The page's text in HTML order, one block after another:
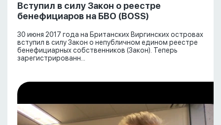
Вступил в силу Закон о реестре
бенефициаров на БВО (BOSS)
30 июня 2017 года на Британских Виргинских островах
вступил в силу Закон о непубличном едином реестре
бенефициарных собственников (Закон). Теперь
зарегистрированн...